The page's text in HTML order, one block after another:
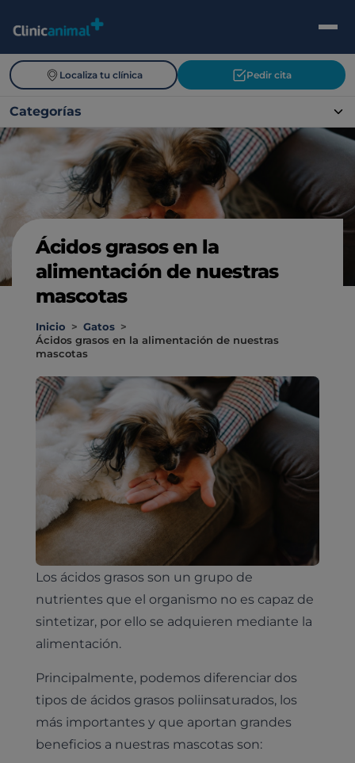
Localiza tu clínica Pedir cita
Categorías
Ácidos grasos en la
alimentación de nuestras
mascotas
Inicio > Gatos >
Ácidos grasos en la alimentación de nuestras
mascotas
Los ácidos grasos son un grupo de
nutrientes que el organismo no es capaz de
sintetizar, por ello se adquieren mediante la
alimentación.
Principalmente, podemos diferenciar dos
tipos de ácidos grasos poliinsaturados, los
más importantes y que aportan grandes
beneficios a nuestras mascotas son: